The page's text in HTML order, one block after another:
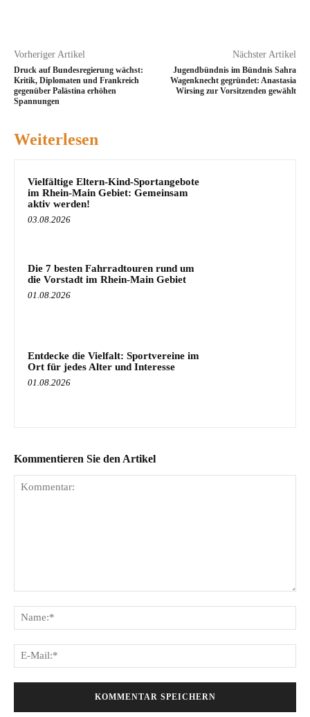
Vorheriger Artikel
Druck auf Bundesregierung wächst:
Kritik, Diplomaten und Frankreich
gegenüber Palästina erhöhen
Spannungen
Nächster Artikel
Jugendbündnis im Bündnis Sahra
Wagenknecht gegründet: Anastasia
Wirsing zur Vorsitzenden gewählt
Weiterlesen
Vielfältige Eltern-Kind-Sportangebote
im Rhein-Main Gebiet: Gemeinsam
aktiv werden!
03.08.2026
Die 7 besten Fahrradtouren rund um
die Vorstadt im Rhein-Main Gebiet
01.08.2026
Entdecke die Vielfalt: Sportvereine im
Ort für jedes Alter und Interesse
01.08.2026
Kommentieren Sie den Artikel